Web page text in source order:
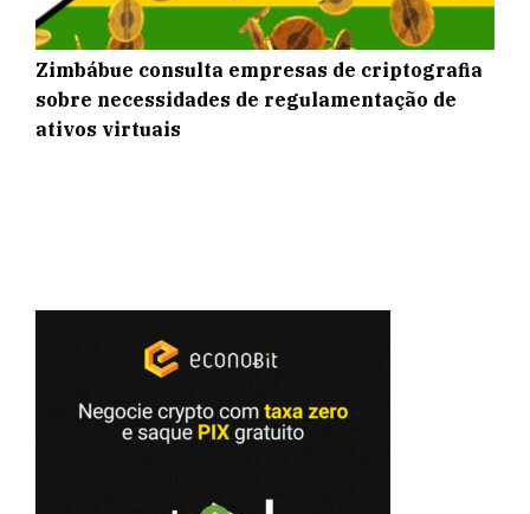
Zimbábue consulta empresas de criptografia
sobre necessidades de regulamentação de
ativos virtuais